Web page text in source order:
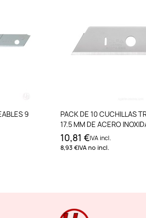
9
Añadir al
PACK DE 10 CUCHILLAS
17.5 MM DE ACERO
10,81 €IVA incl.
8,93 €IVA no incl.